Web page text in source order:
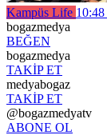
Kampüs Life 10:48
bogazmedya
BEĞEN
bogazmedya
TAKİP ET
medyabogaz
TAKİP ET
@bogazmedyatv
ABONE OL